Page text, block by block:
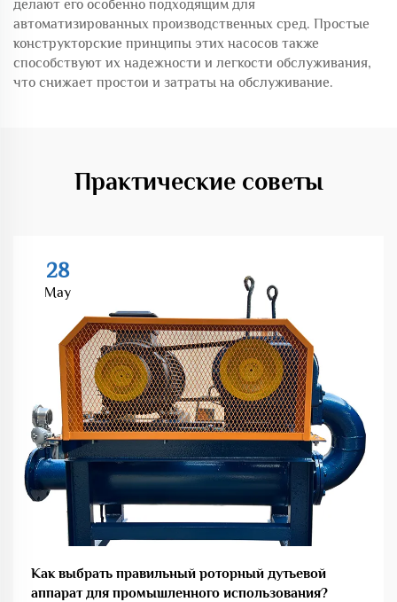
делают его особенно подходящим для
автоматизированных производственных сред. Простые
конструкторские принципы этих насосов также
способствуют их надежности и легкости обслуживания,
что снижает простои и затраты на обслуживание.
Практические советы
28
May
Как выбрать правильный роторный дутьевой
аппарат для промышленного использования?